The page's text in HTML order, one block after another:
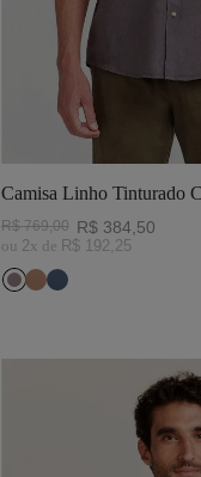
Camisa Linho Tinturado
R$ 769,00 R$ 384 50
ou 2x de R$ 192 25